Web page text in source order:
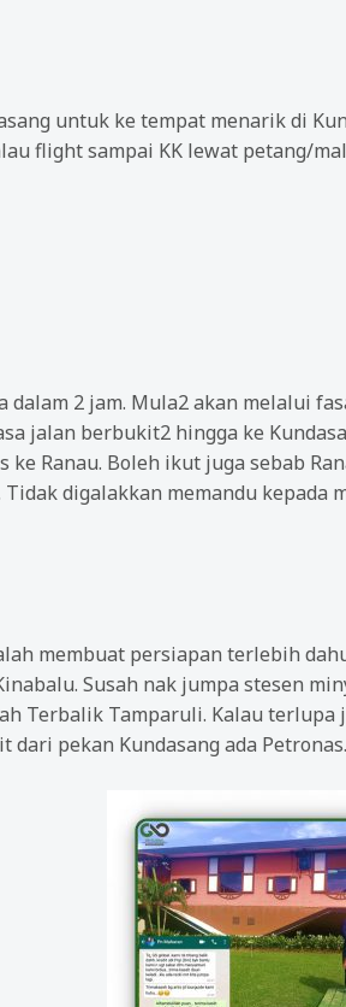
untuk ke tempat menarik di
flight sampai KK lewat petang/
dalam 2 jam. Mula2 akan melalui
jalan berbukit2 hingga ke
Ranau. Boleh ikut juga sebab
digalakkan memandu kepada
membuat persiapan terlebih
Susah nak jumpa stesen
Terbalik Tamparuli. Kalau
dari pekan Kundasang ada Petronas.